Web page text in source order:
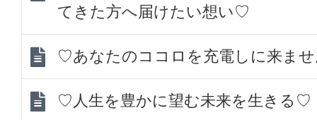
てきた方へ届けたい想い♡
♡あなたのココロを充電しに来ま
♡人生を豊かに望む未来を生きる♡